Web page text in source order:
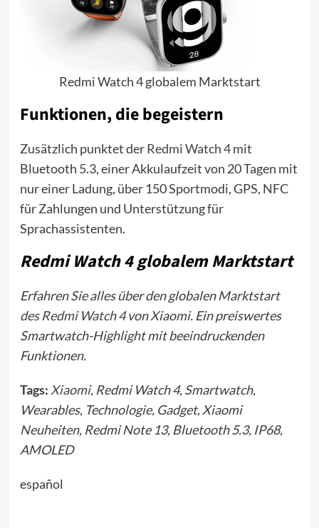
Redmi Watch 4 globalem Marktstart
Funktionen, die begeistern
Zusätzlich punktet derRedmi Watch 4mit
Bluetooth 5.3, einer Akkulaufzeit von 20 Tagen mit
nur einer Ladung, über 150 Sportmodi, GPS, NFC
für Zahlungen und Unterstützung für
Sprachassistenten.
Redmi Watch 4 globalem Marktstart
Erfahren Sie alles über den globalen Marktstart
desRedmi Watch 4von Xiaomi. Ein preiswertes
Smartwatch-Highlight mit beeindruckenden
Funktionen.
Tags: Xiaomi, Redmi Watch 4, Smartwatch,
Wearables, Technologie, Gadget, Xiaomi
Neuheiten, Redmi Note 13, Bluetooth 5.3, IP68,
AMOLED
español